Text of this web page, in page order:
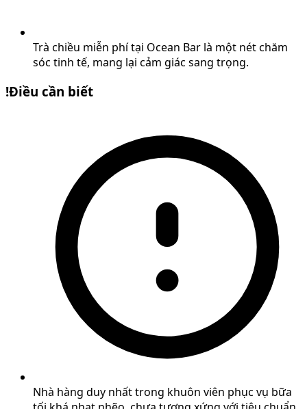
Trà chiều miễn phí tại Ocean Bar là một nét chăm
sóc tinh tế, mang lại cảm giác sang trọng.
!Điều cần biết
Nhà hàng duy nhất trong khuôn viên phục vụ bữa